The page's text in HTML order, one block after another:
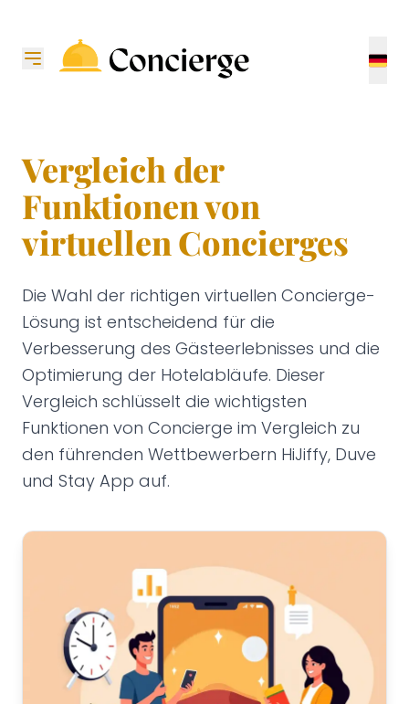
Vergleich der
Funktionen von
virtuellen Concierges
Die Wahl der richtigen virtuellen Concierge-
Lösung ist entscheidend für die
Verbesserung des Gästeerlebnisses und die
Optimierung der Hotelabläufe. Dieser
Vergleich schlüsselt die wichtigsten
Funktionen von Concierge im Vergleich zu
den führenden Wettbewerbern HiJiffy, Duve
und Stay App auf.